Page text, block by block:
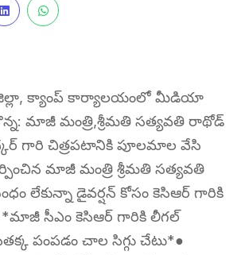
క్యాంప్ కార్యాలయంలో మీడియా
మాజీ మంత్రి,శ్రీమతి సత్యవతి రాథోడ్
గారి చిత్రపటానికి పూలమాల వేసి
మాజీ మంత్రి శ్రీమతి సత్యవతి
లేకున్నా డైవర్షన్ కోసం కెసిఆర్ గారికి
*మాజీ సీఎం కెసిఆర్ గారికి లీగల్
పంపడం చాల సిగ్గు చేటు*●